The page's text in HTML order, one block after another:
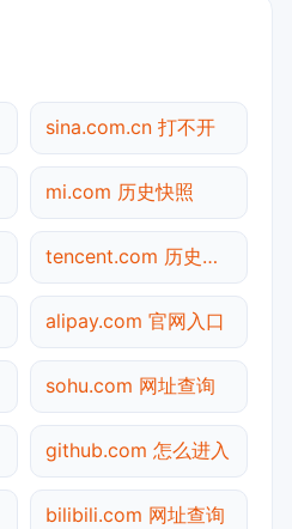
sina.com.cn 打不开
mi.com 历史快照
tencent.com 历史快照
alipay.com 官网入口
sohu.com 网址查询
github.com 怎么进入
bilibili.com 网址查询